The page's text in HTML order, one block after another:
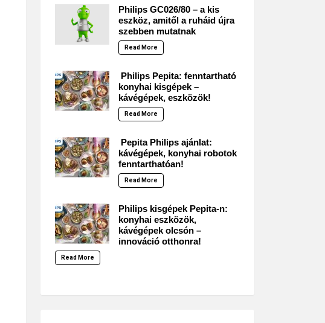
Philips GC026/80 – a kis
eszköz, amitől a ruháid újra
szebben mutatnak
Read More
Philips Pepita: fenntartható
konyhai kisgépek –
kávégépek, eszközök!
Read More
Pepita Philips ajánlat:
kávégépek, konyhai robotok
fenntarthatóan!
Read More
Philips kisgépek Pepita-n:
konyhai eszközök,
kávégépek olcsón –
innováció otthonra!
Read More